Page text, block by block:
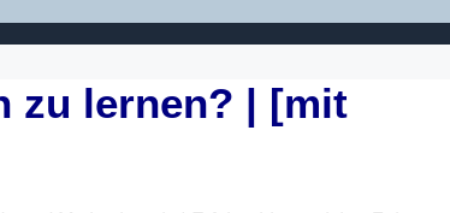
zu lernen? | [mit